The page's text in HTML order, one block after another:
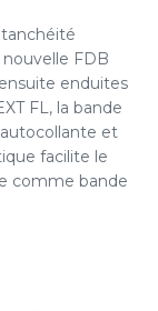
FDB
enduites
FL, la bande
et
facilite le
comme bande